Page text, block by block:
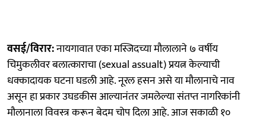
वसई/विरार:नायगावात एका मस्जिदच्या मौलालाने ७ वर्षीय
चिमुकलीवर बलात्काराचा (sexual assualt) प्रयत्न केल्याची
धक्कादायक घटना घडली आहे. नूरल हसन असे या मौलानाचे नाव
असून हा प्रकार उघडकीस आल्यानंतर जमलेल्या संतप्त नागरिकांनी
मौलानाला विवस्त्र करून बेदम चोप दिला आहे. आज सकाळी १०